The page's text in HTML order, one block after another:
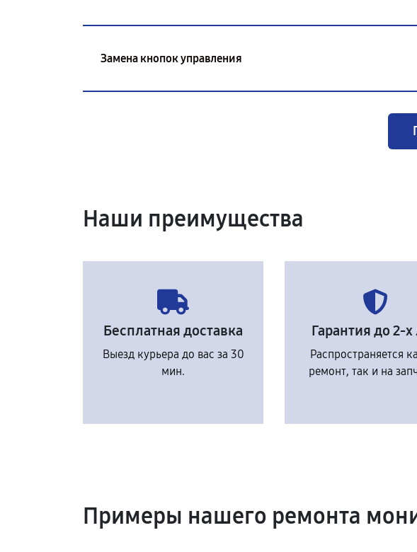
Замена кнопок управления
Наши преимущества
Бесплатная доставка
Выезд курьера до вас за 30
мин.
Гарантия до 2-х
Распространяется
ремонт, так и на
Примеры нашего ремонта